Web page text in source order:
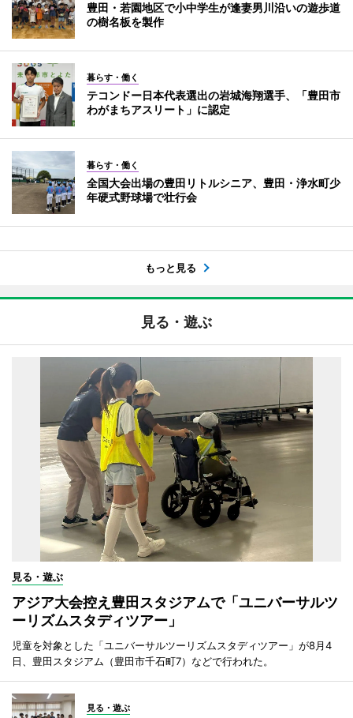
豊田・若園地区で小中学生が逢妻男川沿いの遊歩道
の樹名板を製作
暮らす・働く
テコンドー日本代表選出の岩城海翔選手、「豊田市
わがまちアスリート」に認定
暮らす・働く
全国大会出場の豊田リトルシニア、豊田・浄水町少
年硬式野球場で壮行会
もっと見る
見る・遊ぶ
見る・遊ぶ
アジア大会控え豊田スタジアムで「ユニバーサルツ
ーリズムスタディツアー」
児童を対象とした「ユニバーサルツーリズムスタディツアー」が8月4
日、豊田スタジアム（豊田市千石町7）などで行われた。
見る・遊ぶ